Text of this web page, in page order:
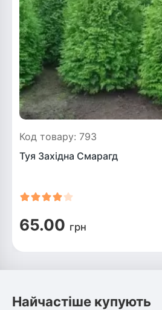
Код товару: 793
Туя Західна Смарагд
65.00 грн
Найчастіше купують